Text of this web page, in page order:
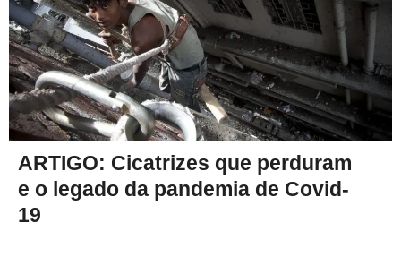
ARTIGO: Cicatrizes que perduram
e o legado da pandemia de Covid-
19